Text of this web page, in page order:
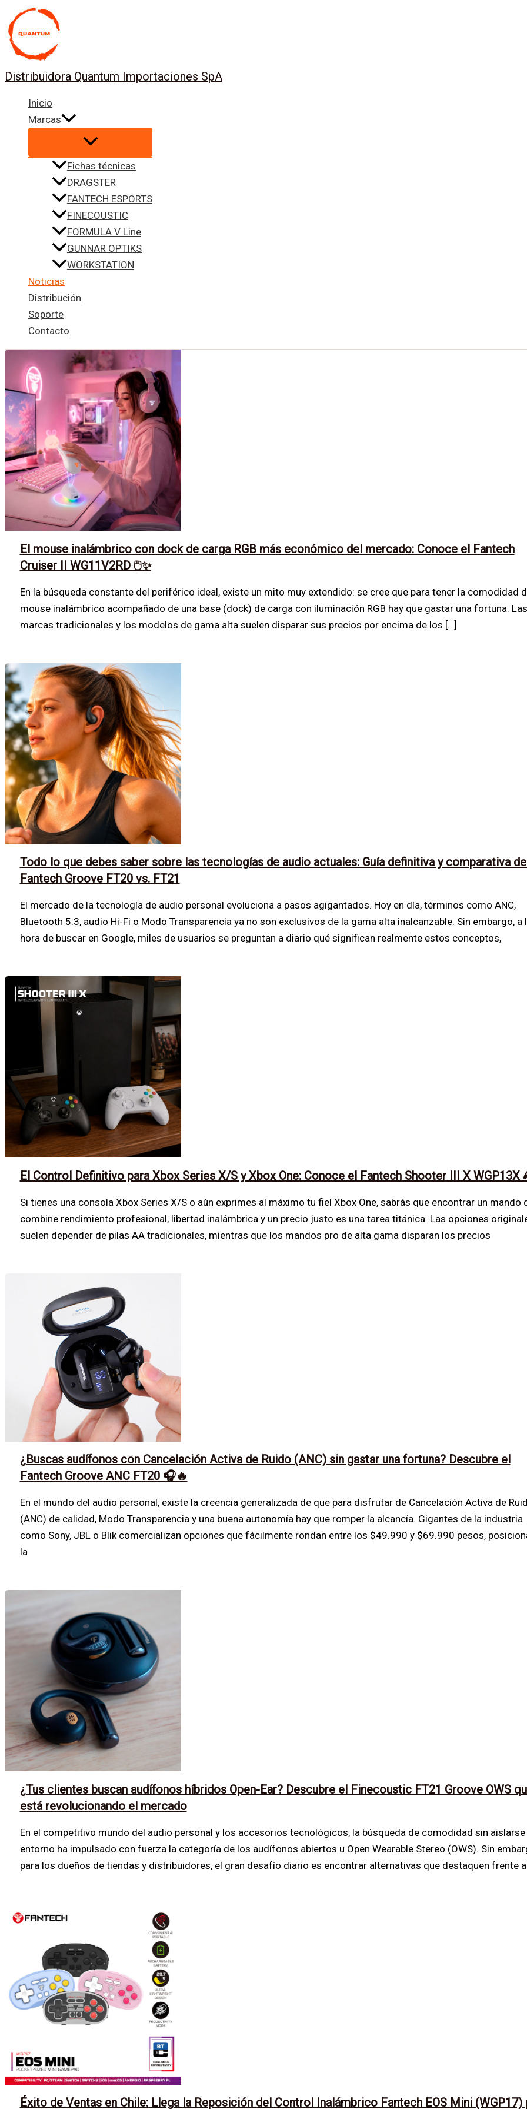
al
contenido
Distribuidora Quantum Importaciones SpA
Inicio
Marcas
Fichas técnicas
DRAGSTER
FANTECH ESPORTS
FINECOUSTIC
FORMULA V Line
GUNNAR OPTIKS
WORKSTATION
Noticias
Distribución
Soporte
Contacto
El mouse inalámbrico con dock de carga RGB más económico del mercado: Conoce el Fantech
Cruiser II WG11V2RD 🖱️✨
En la búsqueda constante del periférico ideal, existe un mito muy extendido: se cree que para tener la comodidad
mouse inalámbrico acompañado de una base (dock) de carga con iluminación RGB hay que gastar una fortuna. Las
marcas tradicionales y los modelos de gama alta suelen disparar sus precios por encima de los […]
Todo lo que debes saber sobre las tecnologías de audio actuales: Guía definitiva y comparativa
Fantech Groove FT20 vs. FT21
El mercado de la tecnología de audio personal evoluciona a pasos agigantados. Hoy en día, términos como ANC,
Bluetooth 5.3, audio Hi-Fi o Modo Transparencia ya no son exclusivos de la gama alta inalcanzable. Sin embargo, a
hora de buscar en Google, miles de usuarios se preguntan a diario qué significan realmente estos conceptos,
El Control Definitivo para Xbox Series X/S y Xbox One: Conoce el Fantech Shooter III X WGP13X
Si tienes una consola Xbox Series X/S o aún exprimes al máximo tu fiel Xbox One, sabrás que encontrar un mando
combine rendimiento profesional, libertad inalámbrica y un precio justo es una tarea titánica. Las opciones
suelen depender de pilas AA tradicionales, mientras que los mandos pro de alta gama disparan los precios
¿Buscas audífonos con Cancelación Activa de Ruido (ANC) sin gastar una fortuna? Descubre el
Fantech Groove ANC FT20 🎧🔥
En el mundo del audio personal, existe la creencia generalizada de que para disfrutar de Cancelación Activa de
(ANC) de calidad, Modo Transparencia y una buena autonomía hay que romper la alcancía. Gigantes de la industria
como Sony, JBL o Blik comercializan opciones que fácilmente rondan entre los $49.990 y $69.990 pesos,
la
¿Tus clientes buscan audífonos híbridos Open-Ear? Descubre el Finecoustic FT21 Groove OWS
está revolucionando el mercado
En el competitivo mundo del audio personal y los accesorios tecnológicos, la búsqueda de comodidad sin aislarse
entorno ha impulsado con fuerza la categoría de los audífonos abiertos u Open Wearable Stereo (OWS). Sin
para los dueños de tiendas y distribuidores, el gran desafío diario es encontrar alternativas que destaquen frente
Éxito de Ventas en Chile: Llega la Reposición del Control Inalámbrico Fantech EOS Mini (WGP17)